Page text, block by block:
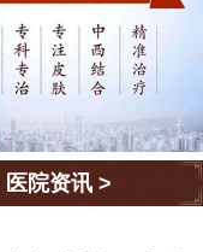
医院资讯 >